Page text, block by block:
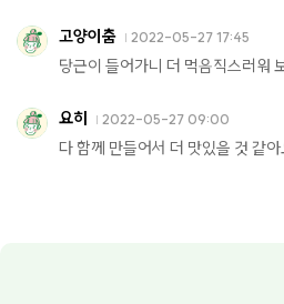
고양이춤 2022-05-27 17:45
당근이 들어가니 더 먹음직스러워
요히 2022-05-27 09:00
다 함께 만들어서 더 맛있을 것 같